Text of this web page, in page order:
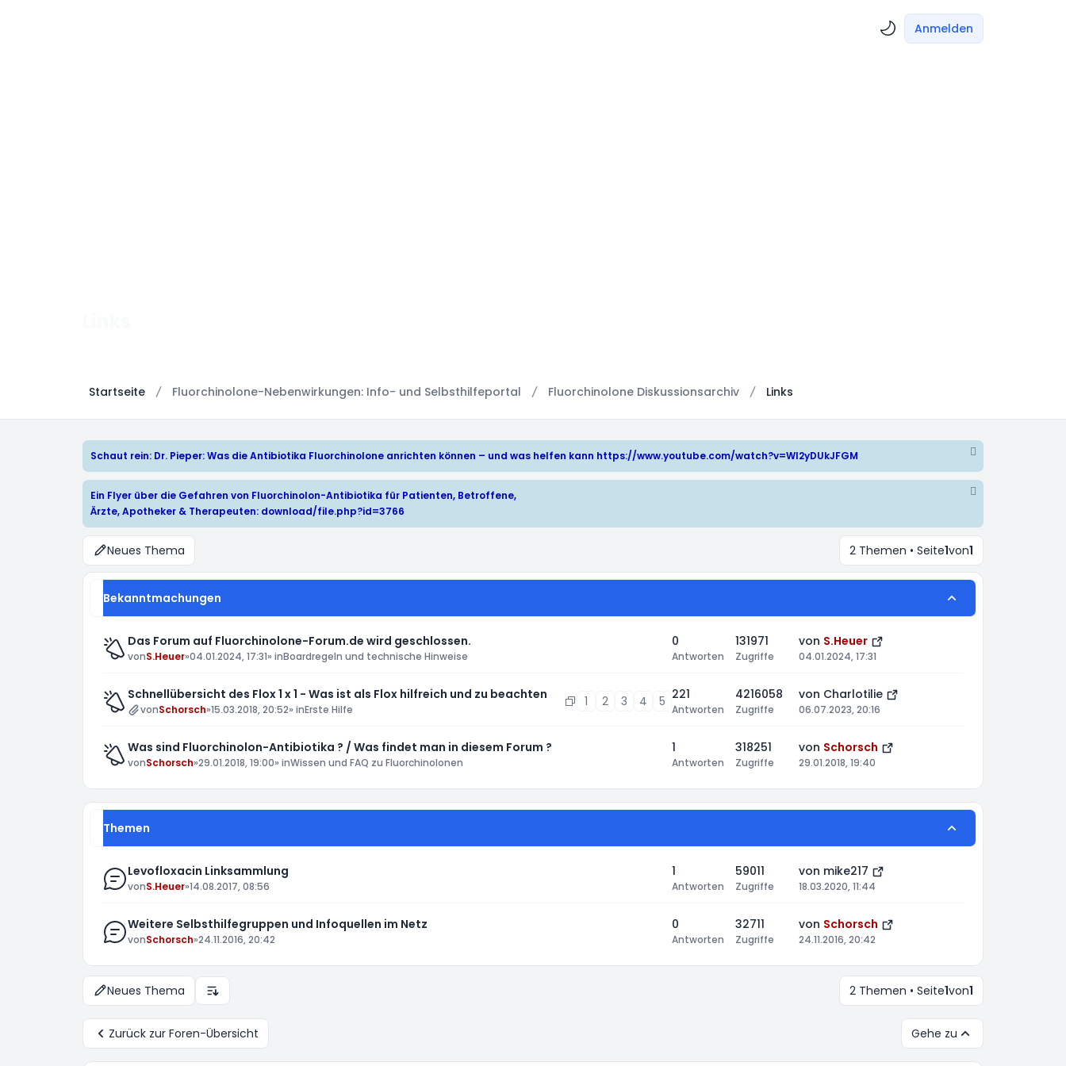
Anmelden
Startseite Fluorchinolone-Nebenwirkungen: Info- und Selbsthilfeportal Fluorchinolone Diskussionsarchiv Links
Schaut rein: Dr. Pieper: Was die Antibiotika Fluorchinolone anrichten können – und was helfen kann https://www.youtube.com/watch?v=WI2yDUkJFGM
Ein Flyer über die Gefahren von Fluorchinolon-Antibiotika für Patienten, Betroffene,
Ärzte, Apotheker & Therapeuten: download/file.php?id=3766
Neues Thema 2 Themen • Seite1von1
Bekanntmachungen
Das Forum auf Fluorchinolone-Forum.de wird geschlossen.
vonS.Heuer»04.01.2024, 17:31» inBoardregeln und technische Hinweise
0
Antworten
131971
Zugriffe
von S.Heuer
04.01.2024, 17:31
Schnellübersicht des Flox 1 x 1 - Was ist als Flox hilfreich und zu beachten
vonSchorsch»15.03.2018, 20:52» inErste Hilfe
1 2 3 4 5 221
Antworten
4216058
Zugriffe
von Charlotilie
06.07.2023, 20:16
Was sind Fluorchinolon-Antibiotika ? / Was findet man in diesem Forum ?
vonSchorsch»29.01.2018, 19:00» inWissen und FAQ zu Fluorchinolonen
1
Antworten
318251
Zugriffe
von Schorsch
29.01.2018, 19:40
Themen
Levofloxacin Linksammlung
vonS.Heuer»14.08.2017, 08:56
1
Antworten
59011
Zugriffe
von mike217
18.03.2020, 11:44
Weitere Selbsthilfegruppen und Infoquellen im Netz
vonSchorsch»24.11.2016, 20:42
0
Antworten
32711
Zugriffe
von Schorsch
24.11.2016, 20:42
Neues Thema Anzeige- und Sortierungs-Einstellungen 2 Themen • Seite1von1
Zurück zur Foren-Übersicht Gehe zu